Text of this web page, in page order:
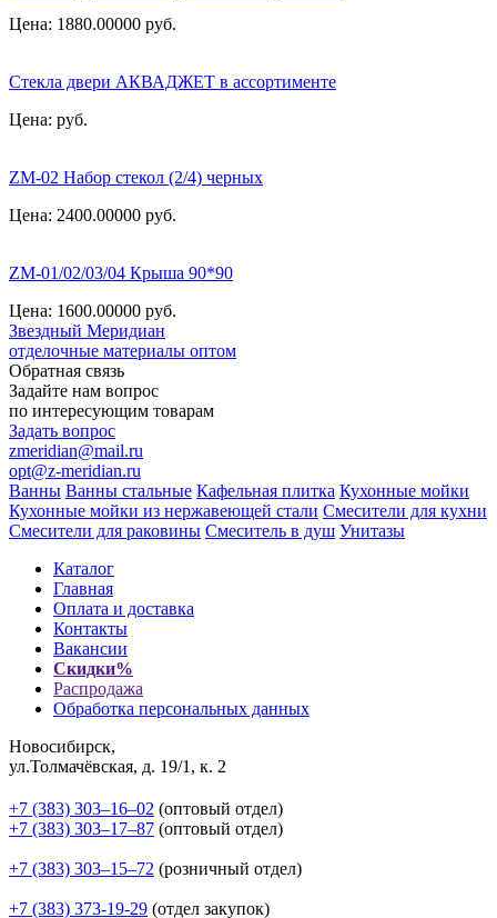
Цена: 1880.00000 руб.
Стекла двери АКВАДЖЕТ в ассортименте
Цена: руб.
ZM-02 Набор стекол (2/4) черных
Цена: 2400.00000 руб.
ZM-01/02/03/04 Крыша 90*90
Цена: 1600.00000 руб.
Звездный Меридиан
отделочные материалы оптом
Обратная связь
Задайте нам вопрос
по интересующим товарам
Задать вопрос
zmeridian@mail.ru
opt@z-meridian.ru
Ванны Ванны стальные Кафельная плитка Кухонные мойки
Кухонные мойки из нержавеющей стали Смесители для кухни
Смесители для раковины Смеситель в душ Унитазы
Каталог
Главная
Оплата и доставка
Контакты
Вакансии
Скидки%
Распродажа
Обработка персональных данных
Новосибирск,
ул.Толмачёвская, д. 19/1, к. 2
+7 (383) 303‒16‒02 (оптовый отдел)
+7 (383) 303‒17‒87 (оптовый отдел)
+7 (383) 303‒15‒72 (розничный отдел)
+7 (383) 373-19-29 (отдел закупок)